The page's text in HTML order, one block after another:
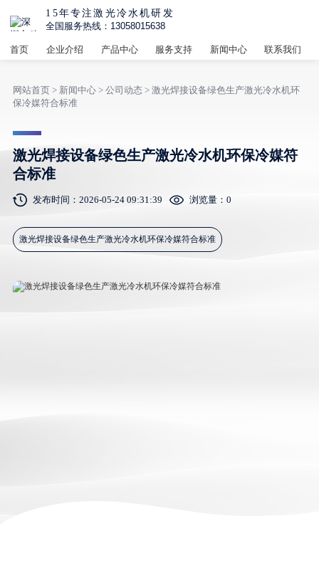
15年专注激光冷水机研发
全国服务热线：13058015638
首页 企业介绍 产品中心 服务支持 新闻中心 联系我们
网站首页> 新闻中心> 公司动态> 激光焊接设备绿色生产激光冷水机环
保冷媒符合标准
激光焊接设备绿色生产激光冷水机环保冷媒符
合标准
发布时间：2026-05-24 09:31:39 浏览量： 0
激光焊接设备绿色生产激光冷水机环保冷媒符合标准